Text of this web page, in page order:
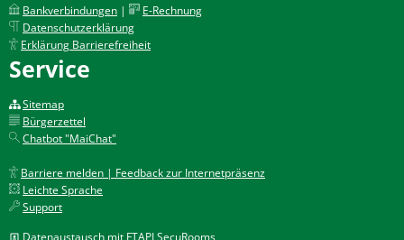
Bankverbindungen |
E-Rechnung
Datenschutzerklärung
Erklärung Barrierefreiheit
Service
Sitemap
Bürgerzettel
Chatbot "MaiChat"
Barriere melden | Feedback zur Internetpräsenz
Leichte Sprache
Support